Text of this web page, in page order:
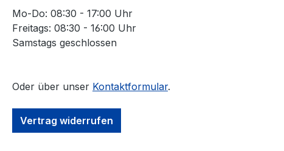
Mo-Do: 08:30 - 17:00 Uhr
Freitags: 08:30 - 16:00 Uhr
Samstags geschlossen
Oder über unser Kontaktformular.
Vertrag widerrufen